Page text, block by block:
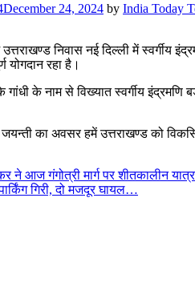
December 24, 2024 by India Today
निवास नई दिल्ली में स्वर्गीय
योगदान रहा है।
के नाम से विख्यात स्वर्गीय
का अवसर हमें उत्तराखण्ड को
ने आज गंगोत्री मार्ग पर शीतकालीन
गिरी, दो मजदूर घायल…